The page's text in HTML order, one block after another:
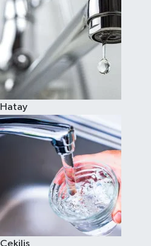
Hatay
Çekiliş